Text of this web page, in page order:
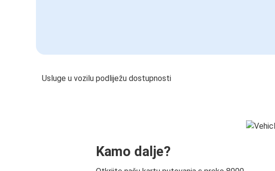
Usluge u vozilu podliježu dostupnosti
Kamo dalje?